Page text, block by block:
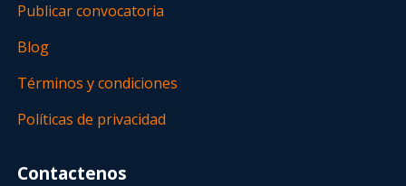
Publicar convocatoria
Blog
Términos y condiciones
Políticas de privacidad
Contactenos